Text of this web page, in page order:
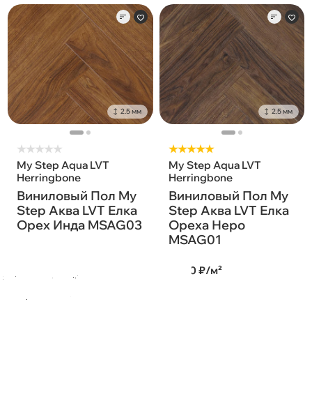
2.5 мм
★★★★★
My Step Aqua LVT
Herringbone
Виниловый Пол My
Step Аква LVT Елка
Орех Инда MSAG03
2.5 мм
★★★★★
My Step Aqua LVT
Herringbone
Виниловый Пол My
Step Аква LVT Елка
Ореха Неро
MSAG01
2 250 ₽/м²